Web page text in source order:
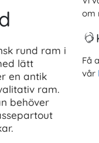
rund ram i
lätt
en antik
ram.
behöver
om
Få
vår